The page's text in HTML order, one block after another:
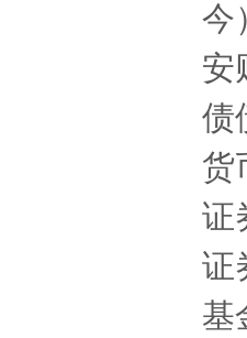
今
安
债
货
证
证
基